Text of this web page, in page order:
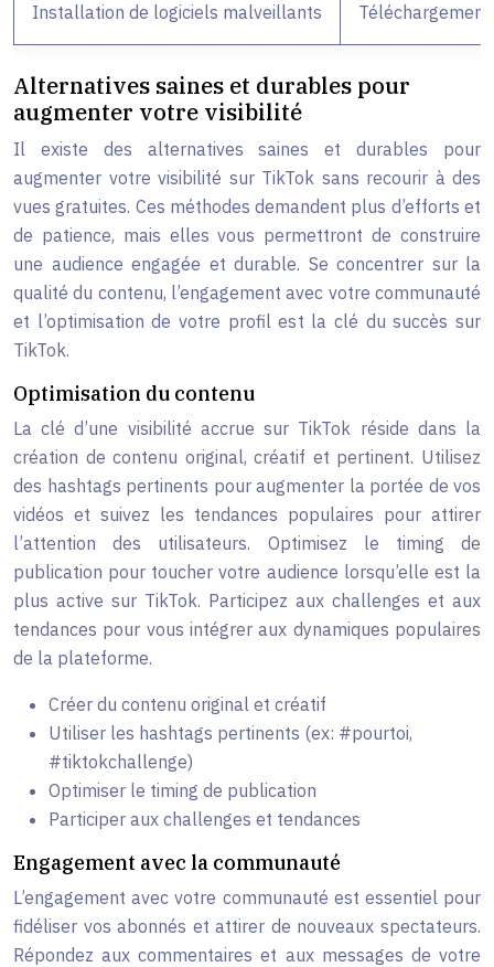
Installation de logiciels malveillants
Alternatives saines et durables pour
augmenter votre visibilité
Il existe des alternatives saines et durables pour
augmenter votre visibilité sur TikTok sans recourir à des
vues gratuites. Ces méthodes demandent plus d’efforts et
de patience, mais elles vous permettront de construire
une audience engagée et durable. Se concentrer sur la
qualité du contenu, l’engagement avec votre communauté
et l’optimisation de votre profil est la clé du succès sur
TikTok.
Optimisation du contenu
La clé d’une visibilité accrue sur TikTok réside dans la
création de contenu original, créatif et pertinent. Utilisez
des hashtags pertinents pour augmenter la portée de vos
vidéos et suivez les tendances populaires pour attirer
l’attention des utilisateurs. Optimisez le timing de
publication pour toucher votre audience lorsqu’elle est la
plus active sur TikTok. Participez aux challenges et aux
tendances pour vous intégrer aux dynamiques populaires
de la plateforme.
Créer du contenu original et créatif
Utiliser les hashtags pertinents (ex: #pourtoi,
#tiktokchallenge)
Optimiser le timing de publication
Participer aux challenges et tendances
Engagement avec la communauté
L’engagement avec votre communauté est essentiel pour
fidéliser vos abonnés et attirer de nouveaux spectateurs.
Répondez aux commentaires et aux messages de votre